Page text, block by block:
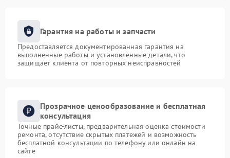
Гарантия на работы и запчасти
Предоставляется документированная гарантия на
выполненные работы и установленные детали, что
защищает клиента от повторных неисправностей
Прозрачное ценообразование и бесплатная
консультация
Точные прайс-листы, предварительная оценка стоимости
ремонта, отсутствие скрытых платежей и возможность
бесплатной консультации по телефону или онлайн на
сайте